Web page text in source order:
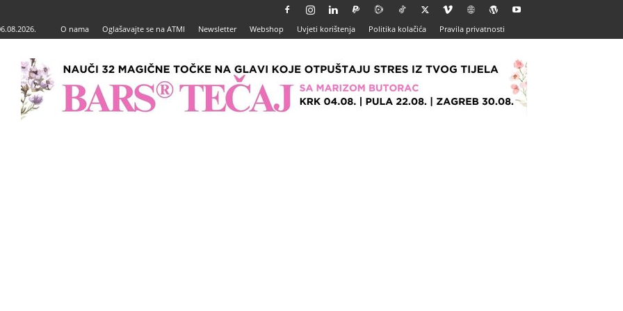
O nama Oglašavajte se na ATMI Newsletter Webshop Uvjeti korištenja Politika kolačića Pravila privatnosti